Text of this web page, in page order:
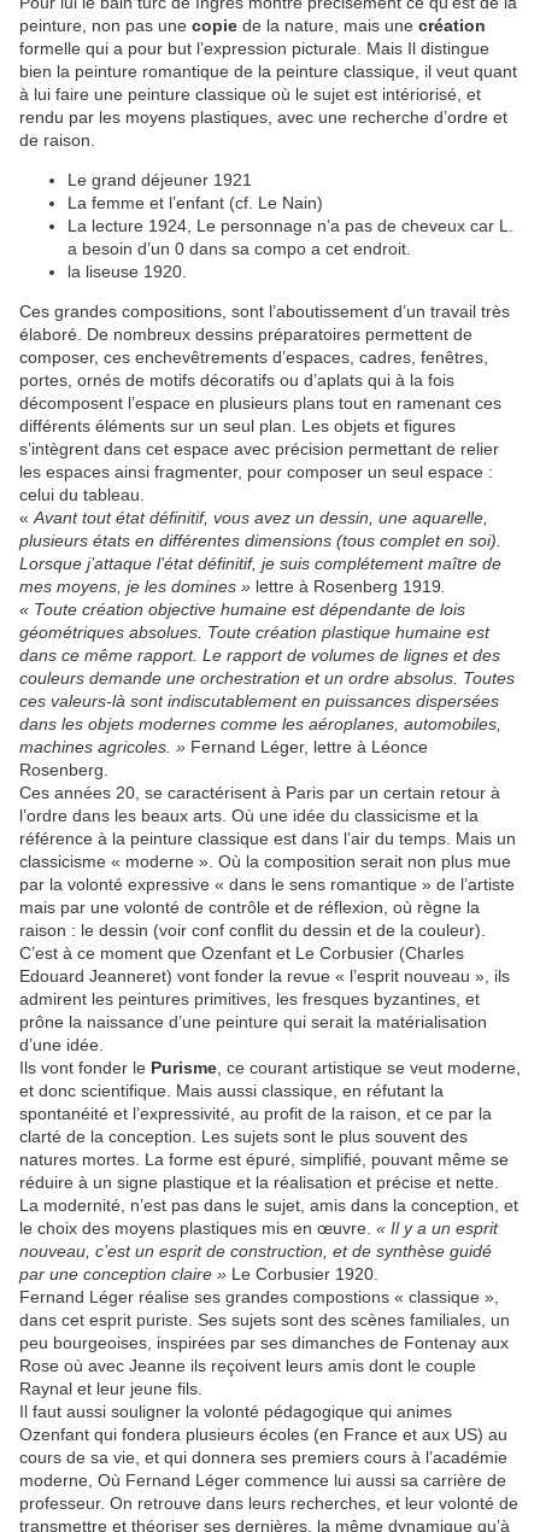
peinture, non pas une copie de la nature, mais une création
formelle qui a pour but l’expression picturale. Mais Il distingue
bien la peinture romantique de la peinture classique, il veut quant
à lui faire une peinture classique où le sujet est intériorisé, et
rendu par les moyens plastiques, avec une recherche d’ordre et
de raison.
Le grand déjeuner 1921
La femme et l’enfant (cf. Le Nain)
La lecture 1924, Le personnage n’a pas de cheveux car L.
a besoin d’un 0 dans sa compo a cet endroit.
la liseuse 1920.
Ces grandes compositions, sont l’aboutissement d’un travail très
élaboré. De nombreux dessins préparatoires permettent de
composer, ces enchevêtrements d’espaces, cadres, fenêtres,
portes, ornés de motifs décoratifs ou d’aplats qui à la fois
décomposent l’espace en plusieurs plans tout en ramenant ces
différents éléments sur un seul plan. Les objets et figures
s’intègrent dans cet espace avec précision permettant de relier
les espaces ainsi fragmenter, pour composer un seul espace :
celui du tableau.
« Avant tout état définitif, vous avez un dessin, une aquarelle,
plusieurs états en différentes dimensions (tous complet en soi).
Lorsque j’attaque l’état définitif, je suis complétement maître de
mes moyens, je les domines » lettre à Rosenberg 1919
« Toute création objective humaine est dépendante de lois
géométriques absolues. Toute création plastique humaine est
dans ce même rapport. Le rapport de volumes de lignes et des
couleurs demande une orchestration et un ordre absolus. Toutes
ces valeurs-là sont indiscutablement en puissances dispersées
dans les objets modernes comme les aéroplanes, automobiles,
machines agricoles. » Fernand Léger, lettre à Léonce
Rosenberg.
Ces années 20, se caractérisent à Paris par un certain retour à
l’ordre dans les beaux arts. Où une idée du classicisme et la
référence à la peinture classique est dans l’air du temps. Mais un
classicisme « moderne ». Où la composition serait non plus mue
par la volonté expressive « dans le sens romantique » de l’artiste
mais par une volonté de contrôle et de réflexion, où règne la
raison : le dessin (voir conf conflit du dessin et de la couleur).
C’est à ce moment que Ozenfant et Le Corbusier (Charles
Edouard Jeanneret) vont fonder la revue « l’esprit nouveau », ils
admirent les peintures primitives, les fresques byzantines, et
prône la naissance d’une peinture qui serait la matérialisation
d’une idée.
Ils vont fonder le Purisme , ce courant artistique se veut moderne,
et donc scientifique. Mais aussi classique, en réfutant la
spontanéité et l’expressivité, au profit de la raison, et ce par la
clarté de la conception. Les sujets sont le plus souvent des
natures mortes. La forme est épuré, simplifié, pouvant même se
réduire à un signe plastique et la réalisation et précise et nette.
La modernité, n’est pas dans le sujet, amis dans la conception, et
le choix des moyens plastiques mis en œuvre. « Il y a un esprit
nouveau, c’est un esprit de construction, et de synthèse guidé
par une conception claire » Le Corbusier 1920.
Fernand Léger réalise ses grandes compostions « classique »,
dans cet esprit puriste. Ses sujets sont des scènes familiales, un
peu bourgeoises, inspirées par ses dimanches de Fontenay aux
Rose où avec Jeanne ils reçoivent leurs amis dont le couple
Raynal et leur jeune fils.
Il faut aussi souligner la volonté pédagogique qui animes
Ozenfant qui fondera plusieurs écoles (en France et aux US) au
cours de sa vie, et qui donnera ses premiers cours à l’académie
moderne, Où Fernand Léger commence lui aussi sa carrière de
professeur. On retrouve dans leurs recherches, et leur volonté de
transmettre et théoriser ses dernières, la même dynamique qu’à